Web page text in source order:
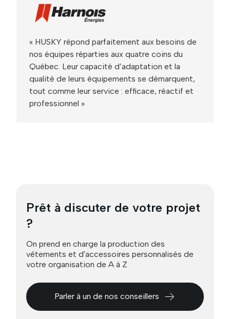
« HUSKY répond parfaitement aux besoins de
nos équipes réparties aux quatre coins du
Québec. Leur capacité d’adaptation et la
qualité de leurs équipements se démarquent,
tout comme leur service : efficace, réactif et
professionnel »
Prêt à discuter de votre projet
?
On prend en charge la production des
vêtements et d'accessoires personnalisés de
votre organisation de A à Z
Parler à un de nos conseillers